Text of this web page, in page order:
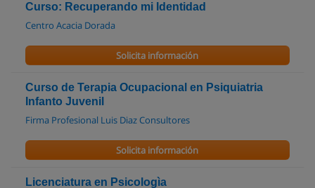
Curso: Recuperando mi Identidad
Centro Acacia Dorada
Solicita información
Curso de Terapia Ocupacional en Psiquiatria
Infanto Juvenil
Firma Profesional Luis Diaz Consultores
Solicita información
Licenciatura en Psicologìa